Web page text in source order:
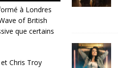
à Londres
of British
que certains
Chris Troy